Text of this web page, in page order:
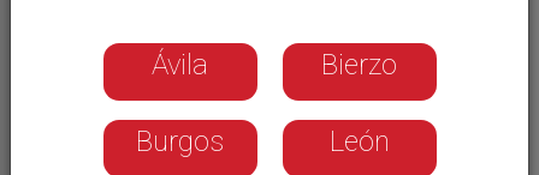
Ávila Bierzo
Burgos León